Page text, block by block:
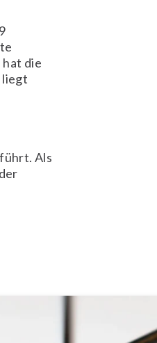
hat die
liegt
Als